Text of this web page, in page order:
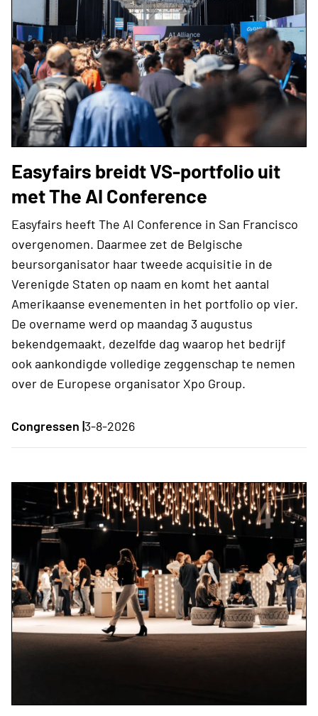
Easyfairs breidt VS-portfolio uit
met The AI Conference
Easyfairs heeft The AI Conference in San Francisco
overgenomen. Daarmee zet de Belgische
beursorganisator haar tweede acquisitie in de
Verenigde Staten op naam en komt het aantal
Amerikaanse evenementen in het portfolio op vier.
De overname werd op maandag 3 augustus
bekendgemaakt, dezelfde dag waarop het bedrijf
ook aankondigde volledige zeggenschap te nemen
over de Europese organisator Xpo Group.
Congressen |3-8-2026